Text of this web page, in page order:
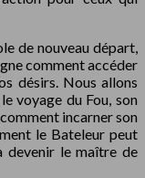
de nouveau départ,
comment accéder
désirs. Nous allons
voyage du Fou, son
incarner son
le Bateleur peut
devenir le maître de